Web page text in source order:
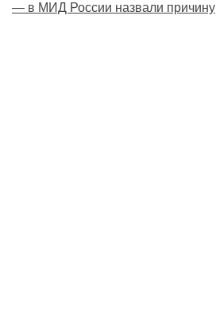
— в МИД России назвали причину